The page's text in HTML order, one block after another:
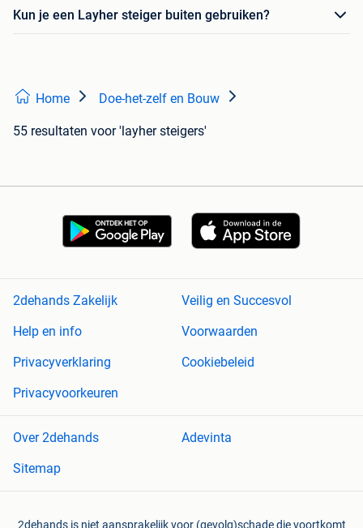
Kun je een Layher steiger buiten gebruiken?
Home Doe-het-zelf en Bouw
55 resultaten voor 'layher steigers'
2dehands Zakelijk
Veilig en Succesvol
Help en info
Voorwaarden
Privacyverklaring
Cookiebeleid
Privacyvoorkeuren
Over 2dehands
Adevinta
Sitemap
2dehands is niet aansprakelijk voor (gevolg)schade die voortkomt